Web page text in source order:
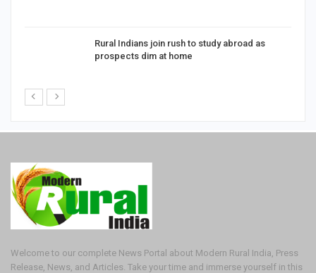
Rural Indians join rush to study abroad as
prospects dim at home
Welcome to our complete News Portal about Modern Rural India, Press
Release, News, and Articles. Take your time and immerse yourself in this